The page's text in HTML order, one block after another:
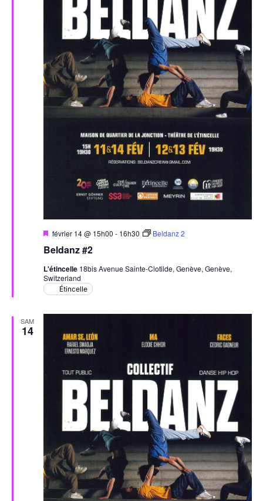
Beldanz #2
Mis
avant
février 14 @ 15h00 - 16h30 Beldanz 2
L'étincelle 18bis Avenue Sainte-Clotilde, Genève, Genève,
Switzerland
Étincelle
SAM
14